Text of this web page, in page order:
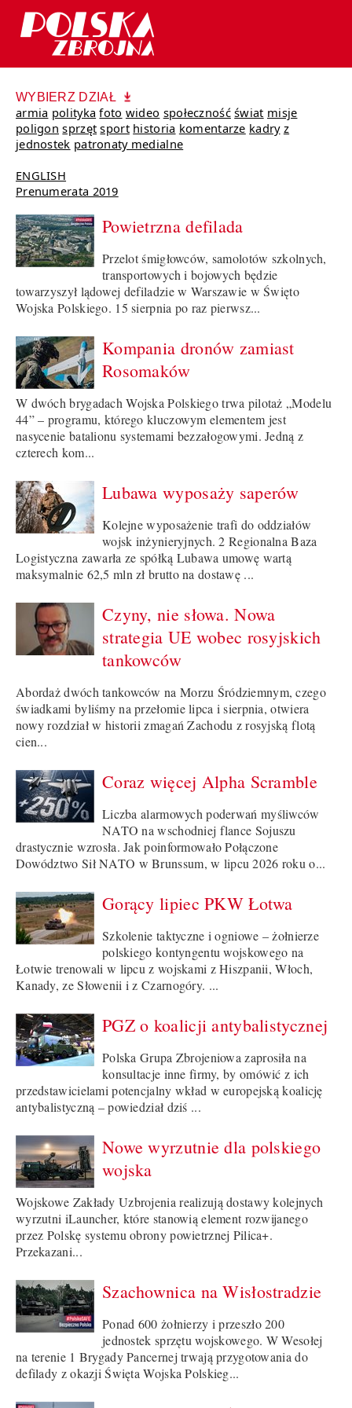
WYBIERZ DZIAŁ
armia polityka foto wideo społeczność świat misje
poligon sprzęt sport historia komentarze kadry z
jednostek patronaty medialne
ENGLISH
Prenumerata 2019
Powietrzna defilada
Przelot śmigłowców, samolotów szkolnych,
transportowych i bojowych będzie
towarzyszył lądowej defiladzie w Warszawie w Święto
Wojska Polskiego. 15 sierpnia po raz pierwsz...
Kompania dronów zamiast
Rosomaków
W dwóch brygadach Wojska Polskiego trwa pilotaż „Modelu
44” – programu, którego kluczowym elementem jest
nasycenie batalionu systemami bezzałogowymi. Jedną z
czterech kom...
Lubawa wyposaży saperów
Kolejne wyposażenie trafi do oddziałów
wojsk inżynieryjnych. 2 Regionalna Baza
Logistyczna zawarła ze spółką Lubawa umowę wartą
maksymalnie 62,5 mln zł brutto na dostawę ...
Czyny, nie słowa. Nowa
strategia UE wobec rosyjskich
tankowców
Abordaż dwóch tankowców na Morzu Śródziemnym, czego
świadkami byliśmy na przełomie lipca i sierpnia, otwiera
nowy rozdział w historii zmagań Zachodu z rosyjską flotą
cien...
Coraz więcej Alpha Scramble
Liczba alarmowych poderwań myśliwców
NATO na wschodniej flance Sojuszu
drastycznie wzrosła. Jak poinformowało Połączone
Dowództwo Sił NATO w Brunssum, w lipcu 2026 roku o...
Gorący lipiec PKW Łotwa
Szkolenie taktyczne i ogniowe – żołnierze
polskiego kontyngentu wojskowego na
Łotwie trenowali w lipcu z wojskami z Hiszpanii, Włoch,
Kanady, ze Słowenii i z Czarnogóry. ...
PGZ o koalicji antybalistycznej
Polska Grupa Zbrojeniowa zaprosiła na
konsultacje inne firmy, by omówić z ich
przedstawicielami potencjalny wkład w europejską koalicję
antybalistyczną – powiedział dziś ...
Nowe wyrzutnie dla polskiego
wojska
Wojskowe Zakłady Uzbrojenia realizują dostawy kolejnych
wyrzutni iLauncher, które stanowią element rozwijanego
przez Polskę systemu obrony powietrznej Pilica+.
Przekazani...
Szachownica na Wisłostradzie
Ponad 600 żołnierzy i przeszło 200
jednostek sprzętu wojskowego. W Wesołej
na terenie 1 Brygady Pancernej trwają przygotowania do
defilady z okazji Święta Wojska Polskieg...